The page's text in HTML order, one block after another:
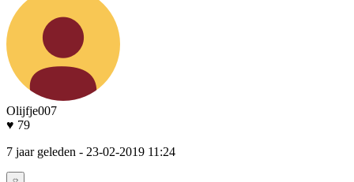
Olijfje007
♥ 79
7 jaar geleden - 23-02-2019 11:24